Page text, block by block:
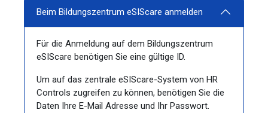
Beim Bildungszentrum eSIScare anmelden
Für die Anmeldung auf dem Bildungszentrum
eSIScare benötigen Sie eine gültige ID.
Um auf das zentrale eSIScare-System von HR
Controls zugreifen zu können, benötigen Sie die
Daten Ihre E-Mail Adresse und Ihr Passwort.